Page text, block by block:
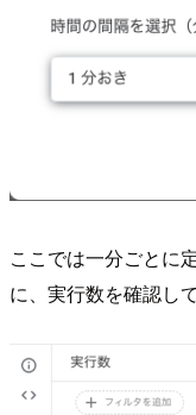
ここでは一分ごとに
に、実行数を確認し